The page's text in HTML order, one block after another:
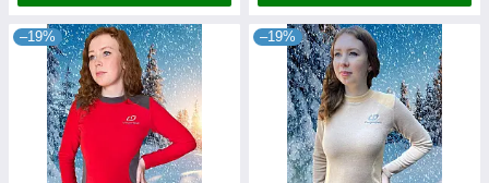
–19% –19%